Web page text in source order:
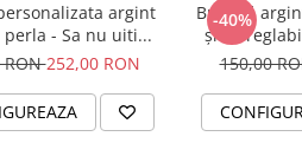
argint
- Sa nu uiti...
RON252,00 RON
-40%
Brățară
șnur
150,00